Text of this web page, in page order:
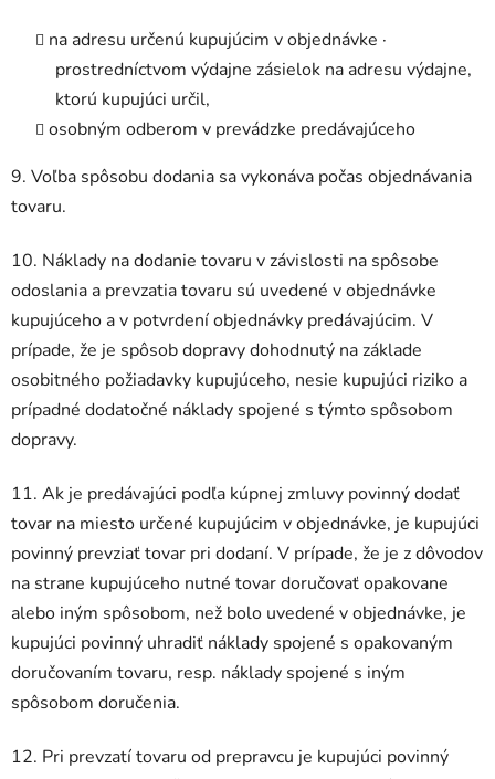
na adresu určenú kupujúcim v objednávke ·
prostredníctvom výdajne zásielok na adresu výdajne,
ktorú kupujúci určil,
osobným odberom v prevádzke predávajúceho
9. Voľba spôsobu dodania sa vykonáva počas objednávania
tovaru.
10. Náklady na dodanie tovaru v závislosti na spôsobe
odoslania a prevzatia tovaru sú uvedené v objednávke
kupujúceho a v potvrdení objednávky predávajúcim. V
prípade, že je spôsob dopravy dohodnutý na základe
osobitného požiadavky kupujúceho, nesie kupujúci riziko a
prípadné dodatočné náklady spojené s týmto spôsobom
dopravy.
11. Ak je predávajúci podľa kúpnej zmluvy povinný dodať
tovar na miesto určené kupujúcim v objednávke, je kupujúci
povinný prevziať tovar pri dodaní. V prípade, že je z dôvodov
na strane kupujúceho nutné tovar doručovať opakovane
alebo iným spôsobom, než bolo uvedené v objednávke, je
kupujúci povinný uhradiť náklady spojené s opakovaným
doručovaním tovaru, resp. náklady spojené s iným
spôsobom doručenia.
12. Pri prevzatí tovaru od prepravcu je kupujúci povinný